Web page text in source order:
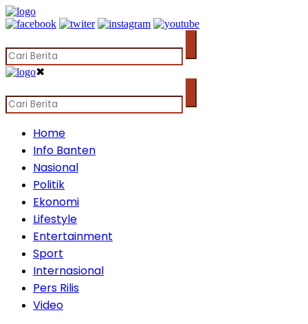
✖
Home
Info Banten
Nasional
Politik
Ekonomi
Lifestyle
Entertainment
Sport
Internasional
Pers Rilis
Video